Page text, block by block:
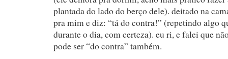
plantada do lado do berço dele). deitado na
pra mim e diz: “tá do contra!” (repetindo algo
durante o dia, com certeza). eu ri, e falei que
pode ser “do contra” também.